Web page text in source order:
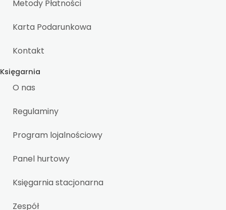
Metody Płatności
Karta Podarunkowa
Kontakt
Księgarnia
O nas
Regulaminy
Program lojalnościowy
Panel hurtowy
Księgarnia stacjonarna
Zespół